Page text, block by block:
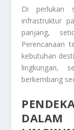
Di perlukan
infrastruktur
panjang,
Perencanaan
kebutuhan
lingkungan,
berkembang